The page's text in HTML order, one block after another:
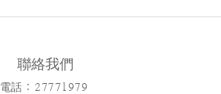
聯絡我們
電話 : 27771979